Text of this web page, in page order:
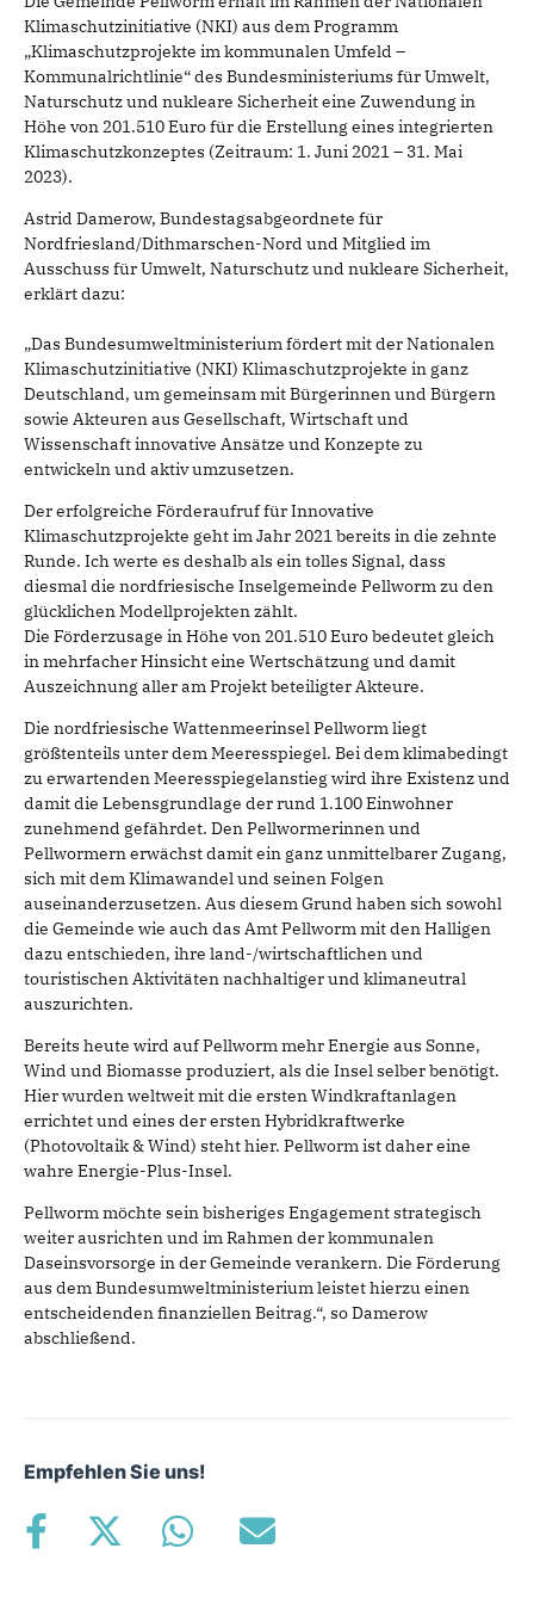
Klimaschutzinitiative (NKI) aus dem Programm
„Klimaschutzprojekte im kommunalen Umfeld –
Kommunalrichtlinie“ des Bundesministeriums für Umwelt,
Naturschutz und nukleare Sicherheit eine Zuwendung in
Höhe von 201.510 Euro für die Erstellung eines integrierten
Klimaschutzkonzeptes (Zeitraum: 1. Juni 2021 – 31. Mai
2023).
Astrid Damerow, Bundestagsabgeordnete für
Nordfriesland/Dithmarschen-Nord und Mitglied im
Ausschuss für Umwelt, Naturschutz und nukleare Sicherheit,
erklärt dazu:
„Das Bundesumweltministerium fördert mit der Nationalen
Klimaschutzinitiative (NKI) Klimaschutzprojekte in ganz
Deutschland, um gemeinsam mit Bürgerinnen und Bürgern
sowie Akteuren aus Gesellschaft, Wirtschaft und
Wissenschaft innovative Ansätze und Konzepte zu
entwickeln und aktiv umzusetzen.
Der erfolgreiche Förderaufruf für Innovative
Klimaschutzprojekte geht im Jahr 2021 bereits in die zehnte
Runde. Ich werte es deshalb als ein tolles Signal, dass
diesmal die nordfriesische Inselgemeinde Pellworm zu den
glücklichen Modellprojekten zählt.
Die Förderzusage in Höhe von 201.510 Euro bedeutet gleich
in mehrfacher Hinsicht eine Wertschätzung und damit
Auszeichnung aller am Projekt beteiligter Akteure.
Die nordfriesische Wattenmeerinsel Pellworm liegt
größtenteils unter dem Meeresspiegel. Bei dem klimabedingt
zu erwartenden Meeresspiegelanstieg wird ihre Existenz und
damit die Lebensgrundlage der rund 1.100 Einwohner
zunehmend gefährdet. Den Pellwormerinnen und
Pellwormern erwächst damit ein ganz unmittelbarer Zugang,
sich mit dem Klimawandel und seinen Folgen
auseinanderzusetzen. Aus diesem Grund haben sich sowohl
die Gemeinde wie auch das Amt Pellworm mit den Halligen
dazu entschieden, ihre land-/wirtschaftlichen und
touristischen Aktivitäten nachhaltiger und klimaneutral
auszurichten.
Bereits heute wird auf Pellworm mehr Energie aus Sonne,
Wind und Biomasse produziert, als die Insel selber benötigt.
Hier wurden weltweit mit die ersten Windkraftanlagen
errichtet und eines der ersten Hybridkraftwerke
(Photovoltaik & Wind) steht hier. Pellworm ist daher eine
wahre Energie-Plus-Insel.
Pellworm möchte sein bisheriges Engagement strategisch
weiter ausrichten und im Rahmen der kommunalen
Daseinsvorsorge in der Gemeinde verankern. Die Förderung
aus dem Bundesumweltministerium leistet hierzu einen
entscheidenden finanziellen Beitrag.“, so Damerow
abschließend.
Empfehlen Sie uns!